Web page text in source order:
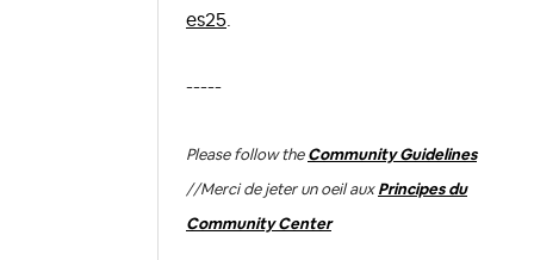
es25
-----
Please follow the Community Guidelines
//Merci de jeter un oeil aux Principes du
Community Center